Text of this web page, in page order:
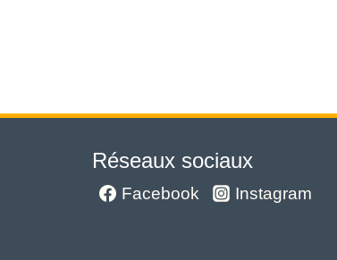
Réseaux sociaux
Facebook Instagram